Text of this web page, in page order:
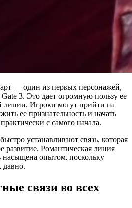
— один из первых персонажей,
3. Это дает огромную пользу ее
линии. Игроки могут прийти на
ее признательность и начать
с самого начала.
устанавливают связь, которая
развитие. Романтическая линия
насыщена опытом, поскольку
давно.
связи во всех